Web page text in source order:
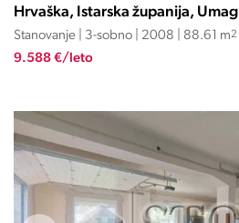
Hrvaška, Istarska županija, Umag
Stanovanje | 3-sobno | 2008 | 88.61 m2
9.588 €/leto